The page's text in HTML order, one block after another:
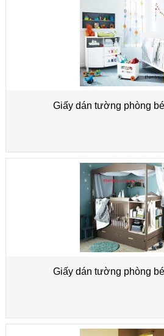
Giấy dán tường phòng
Giấy dán tường phòng